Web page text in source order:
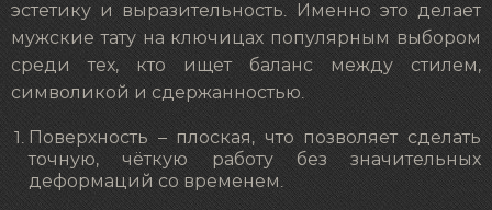
эстетику и выразительность. Именно это делает
мужские тату на ключицах популярным выбором
среди тех, кто ищет баланс между стилем,
символикой и сдержанностью.
Поверхность – плоская, что позволяет сделать
точную, чёткую работу без значительных
деформаций со временем.